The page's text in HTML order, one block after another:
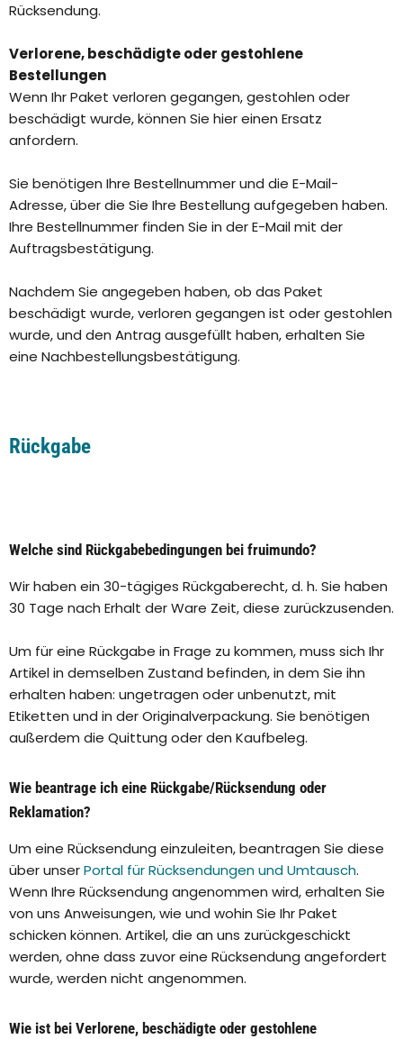
Rücksendung.
Verlorene, beschädigte oder gestohlene
Bestellungen
Wenn Ihr Paket verloren gegangen, gestohlen oder
beschädigt wurde, können Sie hier einen Ersatz
anfordern.
Sie benötigen Ihre Bestellnummer und die E-Mail-
Adresse, über die Sie Ihre Bestellung aufgegeben haben.
Ihre Bestellnummer finden Sie in der E-Mail mit der
Auftragsbestätigung.
Nachdem Sie angegeben haben, ob das Paket
beschädigt wurde, verloren gegangen ist oder gestohlen
wurde, und den Antrag ausgefüllt haben, erhalten Sie
eine Nachbestellungsbestätigung.
Rückgabe
Welche sind Rückgabebedingungen bei fruimundo?
Wir haben ein 30-tägiges Rückgaberecht, d. h. Sie haben
30 Tage nach Erhalt der Ware Zeit, diese zurückzusenden.
Um für eine Rückgabe in Frage zu kommen, muss sich Ihr
Artikel in demselben Zustand befinden, in dem Sie ihn
erhalten haben: ungetragen oder unbenutzt, mit
Etiketten und in der Originalverpackung. Sie benötigen
außerdem die Quittung oder den Kaufbeleg.
Wie beantrage ich eine Rückgabe/Rücksendung oder
Reklamation?
Um eine Rücksendung einzuleiten, beantragen Sie diese
über unserPortal für Rücksendungen und Umtausch.
Wenn Ihre Rücksendung angenommen wird, erhalten Sie
von uns Anweisungen, wie und wohin Sie Ihr Paket
schicken können. Artikel, die an uns zurückgeschickt
werden, ohne dass zuvor eine Rücksendung angefordert
wurde, werden nicht angenommen.
Wie ist bei Verlorene, beschädigte oder gestohlene